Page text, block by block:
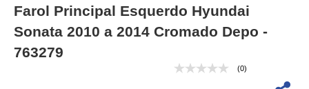
Farol Principal Esquerdo Hyundai
Sonata 2010 a 2014 Cromado Depo -
763279
(0)